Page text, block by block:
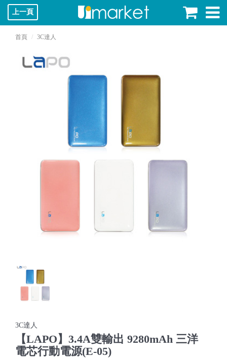
上一頁
首頁 3C達人
3C達人
【LAPO】3.4A雙輸出 9280mAh 三洋
電芯行動電源(E-05)